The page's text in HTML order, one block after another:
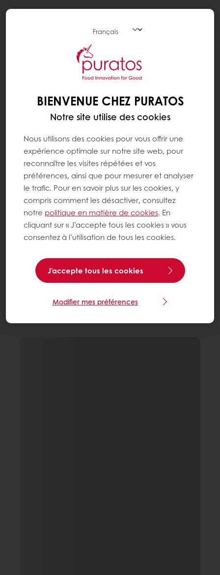
BIENVENUE CHEZ PURATOS
Notre site utilise des cookies
Nous utilisons des cookies pour vous offrir une
expérience optimale sur notre site web, pour
reconnaître les visites répétées et vos
préférences, ainsi que pour mesurer et analyser
le trafic. Pour en savoir plus sur les cookies, y
compris comment les désactiver, consultez
notre politique en matière de cookies. En
cliquant sur « J’accepte tous les cookies » vous
consentez à l’utilisation de tous les cookies.
J'accepte tous les cookies
Modifier mes préférences